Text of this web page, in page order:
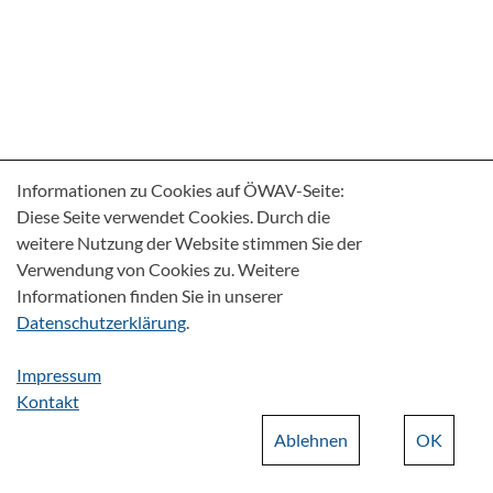
Informationen zu Cookies auf ÖWAV-Seite:
Diese Seite verwendet Cookies. Durch die
weitere Nutzung der Website stimmen Sie der
Verwendung von Cookies zu. Weitere
Informationen finden Sie in unserer
Datenschutzerklärung.
Impressum
Kontakt
OK
Ablehnen